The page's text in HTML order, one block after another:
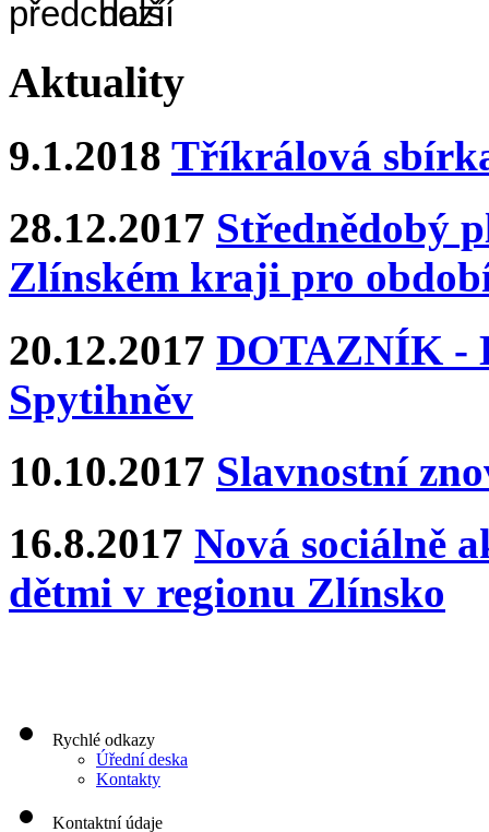
Aktuality
9.1.2018 Tříkrálová
28.12.2017 Střednědobý
Zlínském kraji pro
20.12.2017 DOTAZNÍK -
Spytihněv
10.10.2017 Slavnostní
16.8.2017 Nová sociálně
dětmi v regionu Zlínsko
Rychlé odkazy
Úřední deska
Kontakty
Kontaktní údaje